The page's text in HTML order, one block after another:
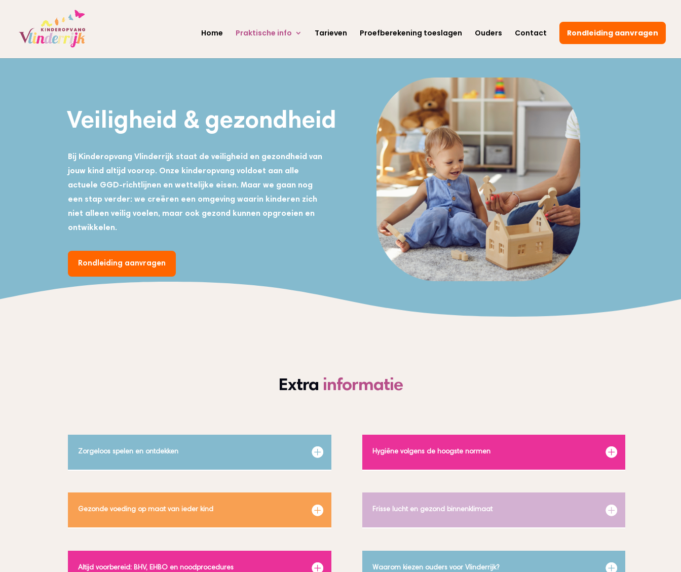
Home Praktische info Tarieven Proefberekening toeslagen Ouders Contact Rondleiding aanvragen
Veiligheid & gezondheid
Bij Kinderopvang Vlinderrijk staat de veiligheid en gezondheid van
jouw kind altijd voorop. Onze kinderopvang voldoet aan alle
actuele GGD-richtlijnen en wettelijke eisen. Maar we gaan nog
een stap verder: we creëren een omgeving waarin kinderen zich
niet alleen veilig voelen, maar ook gezond kunnen opgroeien en
ontwikkelen.
Rondleiding aanvragen
Extra informatie
Zorgeloos spelen en ontdekken Hygiëne volgens de hoogste normen
Gezonde voeding op maat van ieder kind Frisse lucht en gezond binnenklimaat
Altijd voorbereid: BHV, EHBO en noodprocedures Waarom kiezen ouders voor Vlinderrijk?